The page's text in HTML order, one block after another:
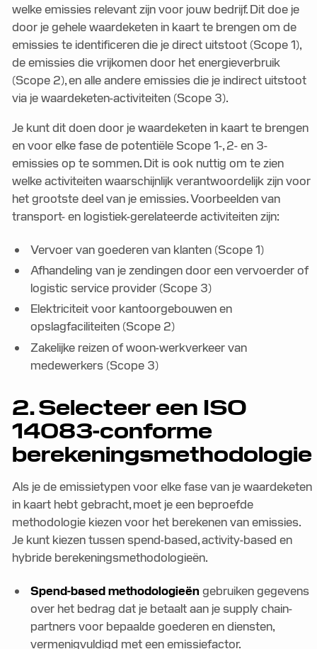
welke emissies relevant zijn voor jouw bedrijf. Dit doe je
door je gehele waardeketen in kaart te brengen om de
emissies te identificeren die je direct uitstoot (Scope 1),
de emissies die vrijkomen door het energieverbruik
(Scope 2), en alle andere emissies die je indirect uitstoot
via je waardeketen-activiteiten (Scope 3).
Je kunt dit doen door je waardeketen in kaart te brengen
en voor elke fase de potentiële Scope 1-, 2- en 3-
emissies op te sommen. Dit is ook nuttig om te zien
welke activiteiten waarschijnlijk verantwoordelijk zijn voor
het grootste deel van je emissies. Voorbeelden van
transport- en logistiek-gerelateerde activiteiten zijn:
Vervoer van goederen van klanten (Scope 1)
Afhandeling van je zendingen door een vervoerder of
logistic service provider (Scope 3)
Elektriciteit voor kantoorgebouwen en
opslagfaciliteiten (Scope 2)
Zakelijke reizen of woon-werkverkeer van
medewerkers (Scope 3)
2. Selecteer een ISO
14083-conforme
berekeningsmethodologie
Als je de emissietypen voor elke fase van je waardeketen
in kaart hebt gebracht, moet je een beproefde
methodologie kiezen voor het berekenen van emissies.
Je kunt kiezen tussen spend-based, activity-based en
hybride berekeningsmethodologieën.
Spend-based methodologieën gebruiken gegevens
over het bedrag dat je betaalt aan je supply chain-
partners voor bepaalde goederen en diensten,
vermenigvuldigd met een emissiefactor.